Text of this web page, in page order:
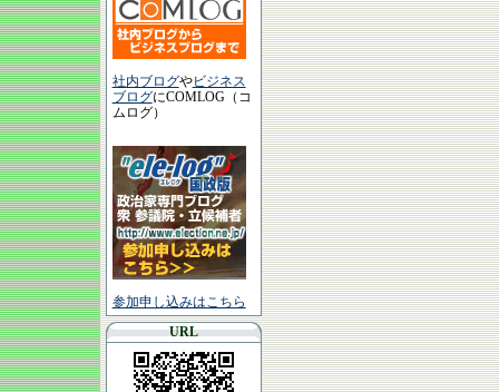
社内ブログやビジネス
ブログにCOMLOG（コ
ムログ）
参加申し込みはこちら
URL